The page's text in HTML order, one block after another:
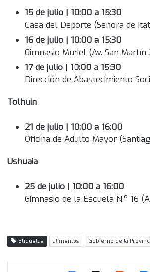
15 de julio | 10:00 a 15:30
Casa del Deporte (Señora de
16 de julio | 10:00 a 15:30
Gimnasio Muriel (Av. San
17 de julio | 10:00 a 15:30
Dirección de Abastecimiento
Tolhuin
21 de julio | 10:00 a 16:00
Oficina de Adulto Mayor
Ushuaia
25 de julio | 10:00 a 16:00
Gimnasio de la Escuela N.º 16
Etiquetas alimentos Gobierno de la
Facebook Reddit